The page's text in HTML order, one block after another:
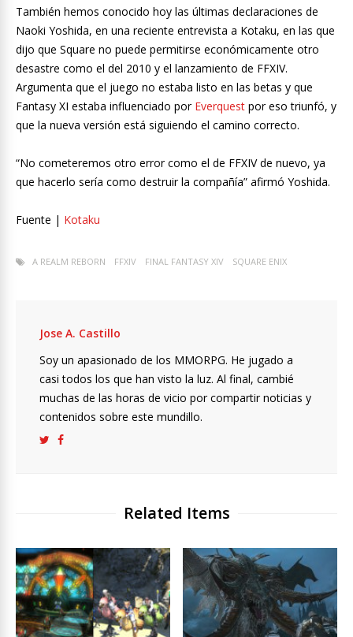
También hemos conocido hoy las últimas declaraciones de
Naoki Yoshida, en una reciente entrevista a Kotaku, en las que
dijo que Square no puede permitirse económicamente otro
desastre como el del 2010 y el lanzamiento de FFXIV.
Argumenta que el juego no estaba listo en las betas y que
Fantasy XI estaba influenciado por Everquest por eso triunfó, y
que la nueva versión está siguiendo el camino correcto.
“No cometeremos otro error como el de FFXIV de nuevo, ya
que hacerlo sería como destruir la compañía” afirmó Yoshida.
Fuente | Kotaku
A REALM REBORN FFXIV FINAL FANTASY XIV SQUARE ENIX
Jose A. Castillo
Soy un apasionado de los MMORPG. He jugado a
casi todos los que han visto la luz. Al final, cambié
muchas de las horas de vicio por compartir noticias y
contenidos sobre este mundillo.
Related Items